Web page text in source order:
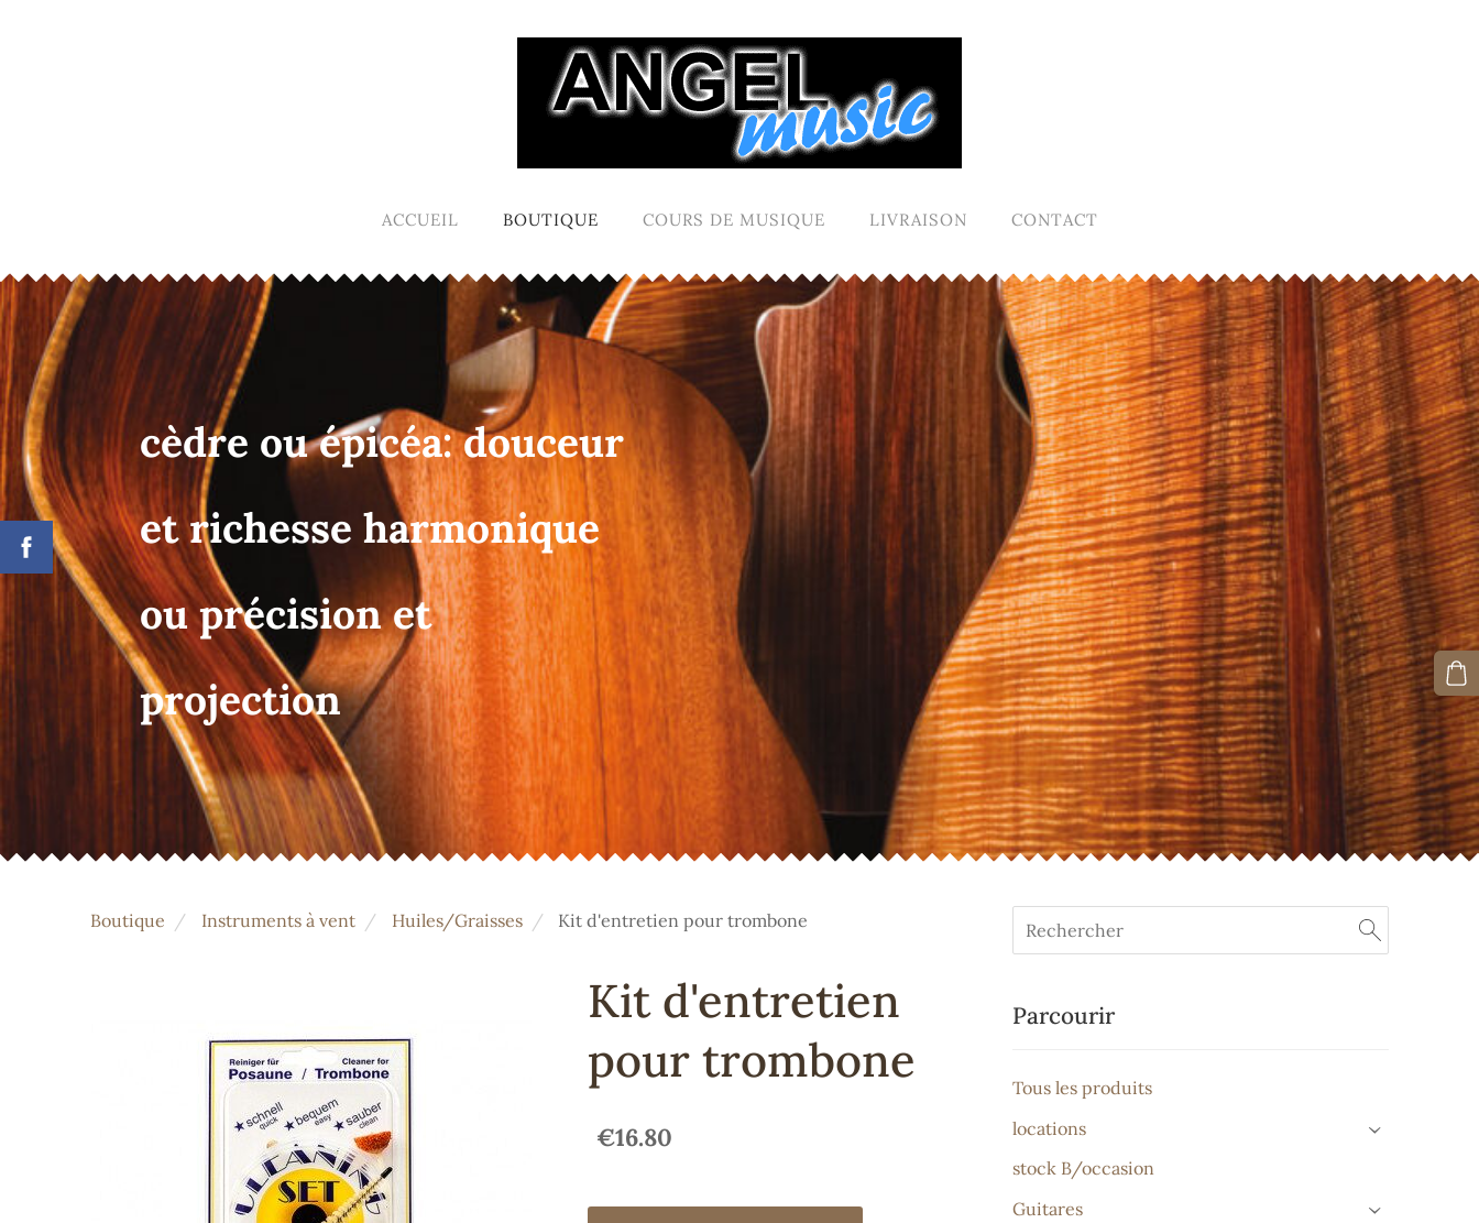
ACCUEIL BOUTIQUE COURS DE MUSIQUE LIVRAISON CONTACT
cèdre ou épicéa: douceur
et richesse harmonique
ou précision et
projection
Parcourir
Tous les produits
locations
›
stock B/occasion
Guitares
›
Boutique Instruments à vent Huiles/Graisses Kit d'entretien pour trombone
Kit d'entretien
pour trombone
€16.80